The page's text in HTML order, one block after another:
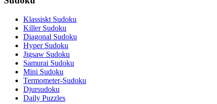
Klassiskt Sudoku
Killer Sudoku
Diagonal Sudoku
Hyper Sudoku
Jigsaw Sudoku
Samurai Sudoku
Mini Sudoku
Termometer-Sudoku
Djursudoku
Daily Puzzles